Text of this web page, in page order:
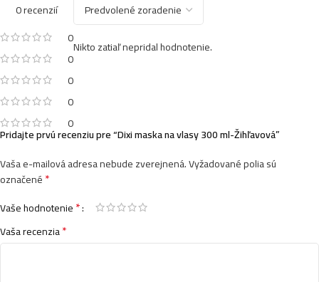
0 recenzií
0
0
0
0
0
Nikto zatiaľ nepridal hodnotenie.
Pridajte prvú recenziu pre “Dixi maska na vlasy 300 ml-Žihľavová”
Vaša e-mailová adresa nebude zverejnená.Vyžadované polia sú
označené*
Vaše hodnotenie*
Vaša recenzia*